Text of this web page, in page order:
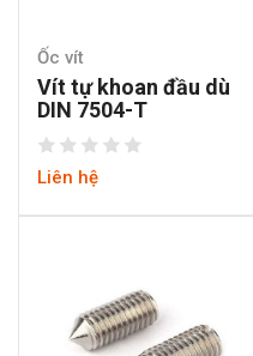
Ốc vít
Vít tự khoan đầu dù
DIN 7504-T
Liên hệ